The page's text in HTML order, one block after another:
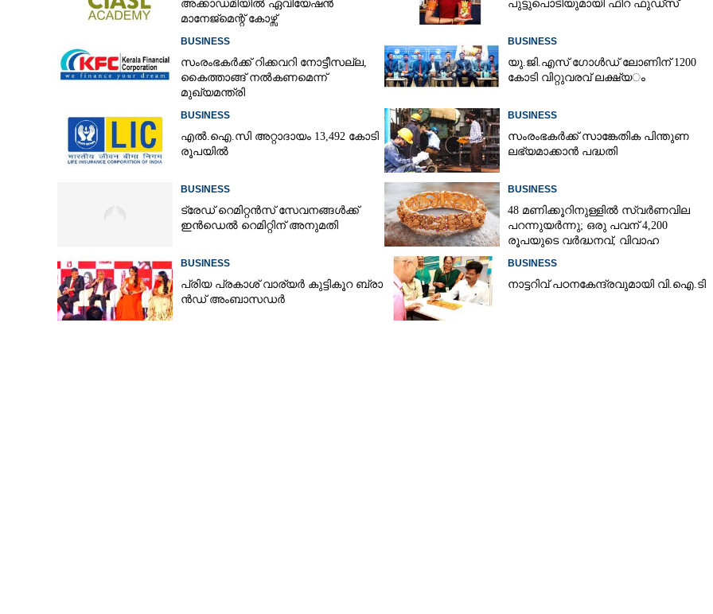
അക്കാഡമിയിൽ ഏവിയേഷൻ
മാനേജ്മെന്റ് കോഴ്സ്
പുട്ടുപൊടിയുമായി ഫിറ ഫുഡ്‌സ്
BUSINESS
സംരംഭകർക്ക് റിക്കവറി നോട്ടീസല്ല,
കൈത്താങ്ങ് നൽകണമെന്ന്
മുഖ്യമന്ത്രി
BUSINESS
യു.​ജി.​എ​സ് ​ഗോ​ൾ​ഡ് ​ലോണിന് 1200​ ​
കോ​ടി​ ​വി​റ്റു​വ​ര​വ് ​ല​ക്ഷ്യ​ം
BUSINESS
എൽ.ഐ.സി അറ്റാദായം 13,492 കോടി
രൂപയിൽ
BUSINESS
സംരംഭകർക്ക് സാങ്കേതിക പിന്തുണ
ലഭ്യമാക്കാൻ പദ്ധതി
BUSINESS
ട്രേഡ് റെമിറ്റൻസ് സേവനങ്ങൾക്ക്
ഇൻഡെൽ റെമിറ്റിന് അനുമതി
BUSINESS
48 മണിക്കൂറിനുള്ളിൽ സ്വർണവില
പറന്നുയർന്നു; ഒരു പവന് 4,200
രൂപയുടെ വർദ്ധനവ്, വിവാഹ
BUSINESS
പ്രി​യ​ ​പ്ര​കാ​ശ് ​വാ​ര്യർ കു​ട്ടി​കൂ​റ​ ​ ബ്രാ​
ൻ​ഡ് ​അം​ബാ​സ​ഡ​ർ
BUSINESS
നാ​ട്ട​റി​വ് ​പ​ഠ​ന​കേ​ന്ദ്ര​വു​മാ​യി​ ​വി.​ഐ.​ടി